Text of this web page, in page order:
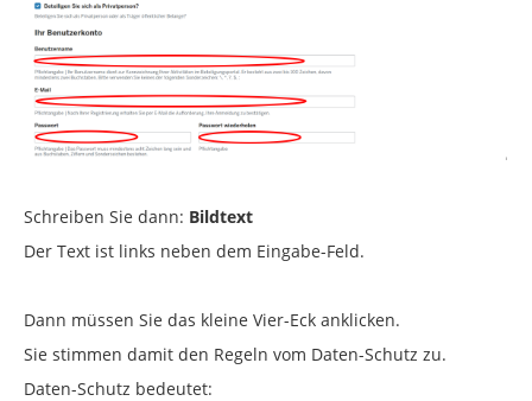
Schreiben Sie dann: Bildtext
Der Text ist links neben dem Eingabe-Feld.
Dann müssen Sie das kleine Vier-Eck anklicken.
Sie stimmen damit den Regeln vom Daten-Schutz zu.
Daten-Schutz bedeutet: